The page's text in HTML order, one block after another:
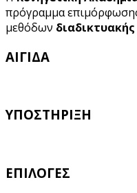
πρόγραμμα
μεθόδων
ΑΙΓΙΔΑ
ΥΠΟΣΤΗΡΙΞΗ
ΕΠΙΛΟΓΕΣ